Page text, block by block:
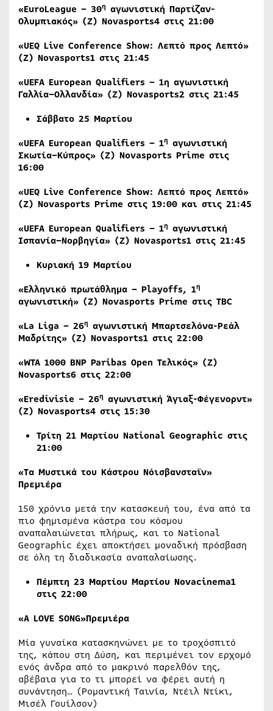
«EuroLeague – 30η αγωνιστική Παρτίζαν-
Ολυμπιακός» (Ζ) Novasports4 στις 21:00
«UEQ Live Conference Show: Λεπτό προς Λεπτό»
(Ζ) Novasports1 στις 21:45
«UEFA European Qualifiers – 1η αγωνιστική
Γαλλία–Ολλανδία» (Ζ) Novasports2 στις 21:45
Σάββατο 25 Μαρτίου
«UEFA European Qualifiers – 1η αγωνιστική
Σκωτία–Κύπρος» (Ζ) Novasports Prime στις
16:00
«UEQ Live Conference Show: Λεπτό προς Λεπτό»
(Ζ) Novasports Prime στις 19:00 και στις 21:45
«UEFA European Qualifiers – 1η αγωνιστική
Ισπανία–Νορβηγία» (Ζ) Novasports1 στις 21:45
Κυριακή 19 Μαρτίου
«Ελληνικό πρωτάθλημα – Playoffs, 1η
αγωνιστική» (Ζ) Novasports Prime στις TBC
«La Liga – 26η αγωνιστική Μπαρτσελόνα-Ρεάλ
Μαδρίτης» (Ζ) Novasports1 στις 22:00
«WTA 1000 BNP Paribas Open Τελικός» (Ζ)
Novasports6 στις 22:00
«Eredivisie – 26η αγωνιστική Άγιαξ-Φέγενορντ»
(Ζ) Novasports4 στις 15:30
Τρίτη 21 Μαρτίου National Geographic στις
21:00
«Τα Μυστικά του Κάστρου Νόισβανσταϊν»
Πρεμιέρα
150 χρόνια μετά την κατασκευή του, ένα από τα
πιο φημισμένα κάστρα του κόσμου
αναπαλαιώνεται πλήρως, και το National
Geographic έχει αποκτήσει μοναδική πρόσβαση
σε όλη τη διαδικασία αναπαλαίωσης.
Πέμπτη 23 Μαρτίου Μαρτίου Novacinema1
στις 22:00
«A LOVE SONG»Πρεμιέρα
Μία γυναίκα κατασκηνώνει με το τροχόσπιτό
της, κάπου στη Δύση, και περιμένει τον ερχομό
ενός άνδρα από το μακρινό παρελθόν της,
αβέβαια για το τι μπορεί να φέρει αυτή η
συνάντηση… (Ρομαντική Ταινία, Ντέιλ Ντίκι,
Μισέλ Γουίλσον)